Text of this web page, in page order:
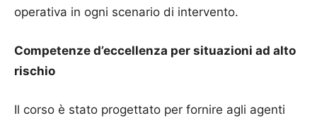
operativa in ogni scenario di intervento.
Competenze d’eccellenza per situazioni ad alto
rischio
​Il corso è stato progettato per fornire agli agenti